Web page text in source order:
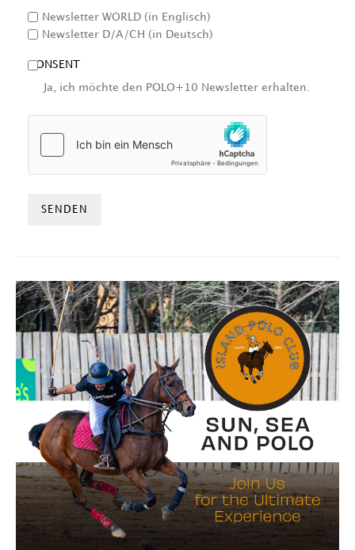
Newsletter WORLD (in Englisch)
Newsletter D/A/CH (in Deutsch)
CONSENT
Ja, ich möchte den POLO+10 Newsletter erhalten.